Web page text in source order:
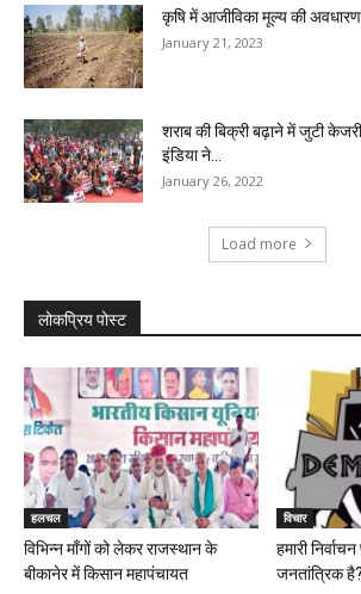
कृषि में आजीविका मूल्य की
January 21, 2023
शराब की बिक्री बढ़ाने में जुटी
इंडिया ने...
January 26, 2022
Load more
लोकप्रिय पोस्ट
हलचल
विभिन्न माँगों को लेकर राजस्थान के
बीकानेर में किसान महापंचायत
विचार
हमारी
जनतांत्रिक है?